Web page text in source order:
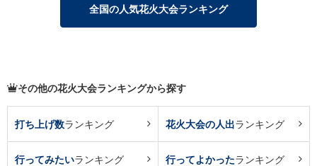
全国の人気花火大会ランキング
その他の花火大会ランキングから探す
打ち上げ数ランキング 花火大会の人出ランキング
行ってみたいランキング 行ってよかったランキング